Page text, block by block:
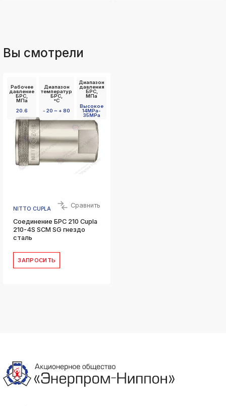
Вы смотрели
Рабочее
давление
БРС,
МПа
20.6
Диапазон
температур
БРС,
°C
- 20 ~ + 80
Диапазон
давления
БРС,
МПа
Высокое
14MPa-
35MPa
NITTO CUPLA Сравнить
Соединение БРС 210 Cupla
210-4S SCM SG гнездо
сталь
ЗАПРОСИТЬ